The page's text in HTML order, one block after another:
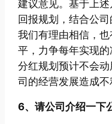
建议意见。基于上
回报规划，结合公
我们有理由相信，
平，力争每年实现
分红规划预计不会
司的经营发展造成不
6、请公司介绍一下